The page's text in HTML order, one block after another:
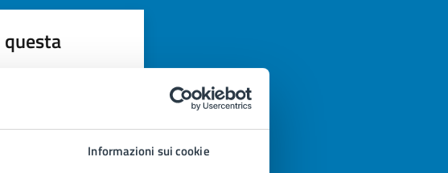
Informazioni sui cookie